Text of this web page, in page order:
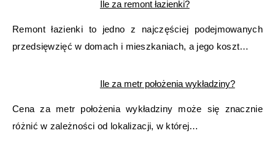
Ile za remont łazienki?
Remont łazienki to jedno z najczęściej podejmowanych
przedsięwzięć w domach i mieszkaniach, a jego koszt…
Ile za metr położenia wykładziny?
Cena za metr położenia wykładziny może się znacznie
różnić w zależności od lokalizacji, w której…